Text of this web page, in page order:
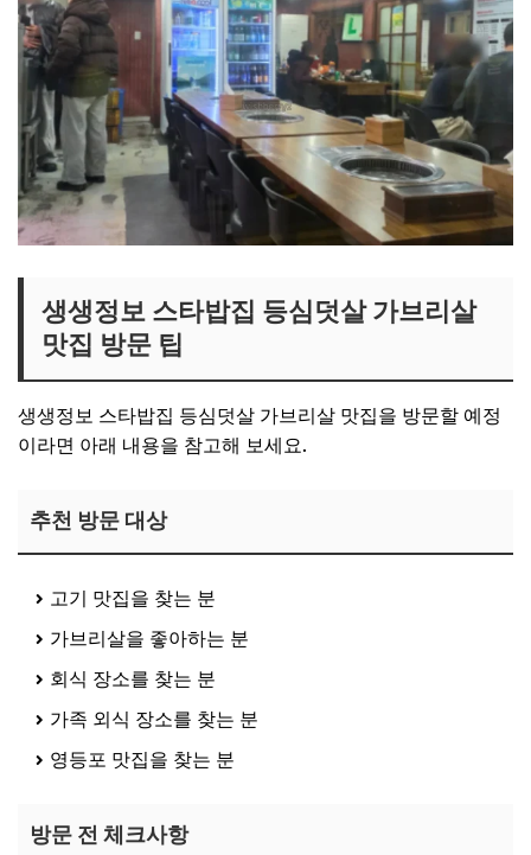
생생정보 스타밥집 등심덧살 가브리살
맛집 방문 팁
생생정보 스타밥집 등심덧살 가브리살 맛집을 방문할 예정
이라면 아래 내용을 참고해 보세요.
추천 방문 대상
고기 맛집을 찾는 분
가브리살을 좋아하는 분
회식 장소를 찾는 분
가족 외식 장소를 찾는 분
영등포 맛집을 찾는 분
방문 전 체크사항